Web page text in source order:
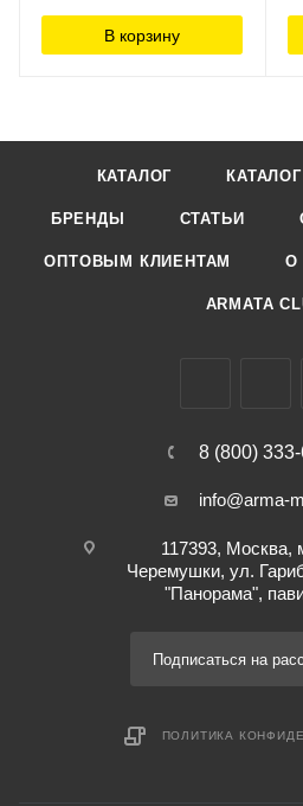
В корзину
КАТАЛОГ
БРЕНДЫ СТАТЬИ
ОПТОВЫМ КЛИЕНТАМ О
ARMATA
8 (800)
info@arma-
117393, Москва,
Черемушки, ул.
"Панорама",
Подписаться на
ПОЛИТИКА